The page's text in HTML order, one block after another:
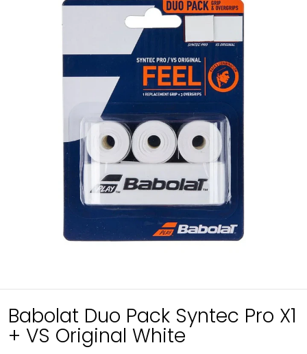
Babolat Duo Pack Syntec Pro X1
+ VS Original White